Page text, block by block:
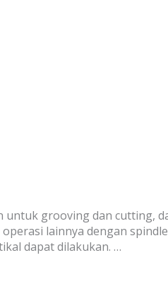
untuk grooving dan cutting,
lainnya dengan
dapat dilakukan. …